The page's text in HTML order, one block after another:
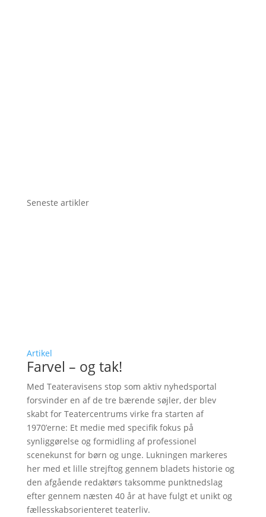
Seneste artikler
Artikel
Farvel – og tak!
Med Teateravisens stop som aktiv nyhedsportal
forsvinder en af de tre bærende søjler, der blev
skabt for Teatercentrums virke fra starten af
1970’erne: Et medie med specifik fokus på
synliggørelse og formidling af professionel
scenekunst for børn og unge. Lukningen markeres
her med et lille strejftog gennem bladets historie og
den afgående redaktørs taksomme punktnedslag
efter gennem næsten 40 år at have fulgt et unikt og
fællesskabsorienteret teaterliv.